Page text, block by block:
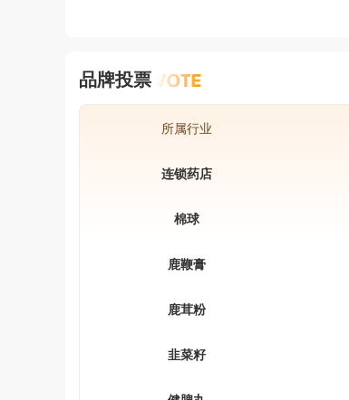
品牌投票
所属行业
连锁药店
棉球
鹿鞭膏
鹿茸粉
韭菜籽